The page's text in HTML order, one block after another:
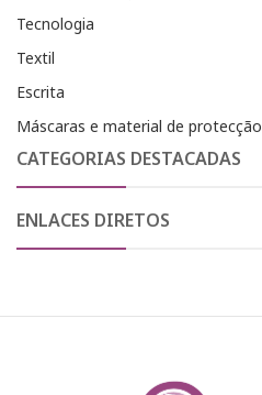
Tecnologia
Textil
Escrita
Máscaras e material de protecção
CATEGORIAS DESTACADAS
ENLACES DIRETOS